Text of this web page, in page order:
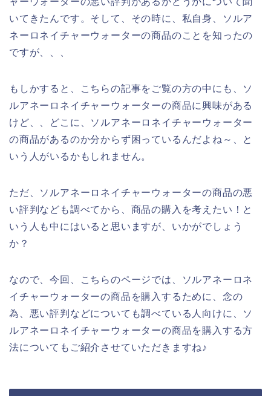
いてきたんです。そして、その時に、私自身、ソルア
ネーロネイチャーウォーターの商品のことを知ったの
ですが、、、
もしかすると、こちらの記事をご覧の方の中にも、ソ
ルアネーロネイチャーウォーターの商品に興味がある
けど、、どこに、ソルアネーロネイチャーウォーター
の商品があるのか分からず困っているんだよね～、と
いう人がいるかもしれません。
ただ、ソルアネーロネイチャーウォーターの商品の悪
い評判なども調べてから、商品の購入を考えたい！と
いう人も中にはいると思いますが、いかがでしょう
か？
なので、今回、こちらのページでは、ソルアネーロネ
イチャーウォーターの商品を購入するために、念の
為、悪い評判などについても調べている人向けに、ソ
ルアネーロネイチャーウォーターの商品を購入する方
法についてもご紹介させていただきますね♪